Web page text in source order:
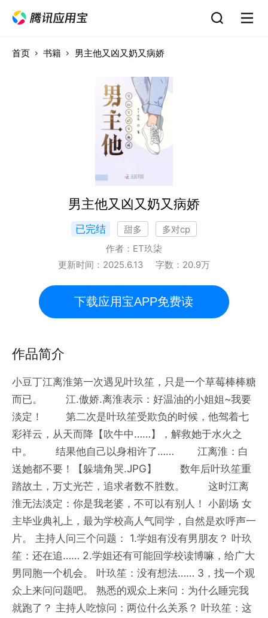
首页 书籍 男主他又凶又奶又病娇
男主他又凶又奶又病娇
已完结 甜多
多对cp
作者： ET玖柒
更新时间： 2025.6.13 字数： 20.9万
下载应用宝APP免费读
作品简介
小豆丁江离淮第一次遇见叶玖笙，只是一个草莓棒棒糖
而已。 江.傲娇.离淮表示：好温油的小姐姐~我要
淡定！ 第二次是叶玖笙受欺负的时候，他驾着七
彩祥云，从天而降【吹牛中……】，解救她于水火之
中。 结果他自己以身相许了…… 江离淮：白
送她都不要！【躲墙角哭.JPG】 数年后叶玖笙重
踏故土，万丈光芒，追求者数不胜数。 这时江离
淮无法淡定：你是我老婆，不可以有别人！ 小剧场 女
主毕业典礼上，最为学校高人气同学，自然是欢呼声一
片。 主持人问三个问题： 1.学姐有没有男朋友？ 叶玖
笙：还在追…… 2.学姐还有可能回学校读博嘛，给广大
男同胞一个机会。 叶玖笙：没有想法…… 3，找一个观
众上来问问题吧。 熟悉的观众上来问：为什么睡完我
就跑了？ 主持人吃惊问：两位什么关系？ 叶玖笙：这